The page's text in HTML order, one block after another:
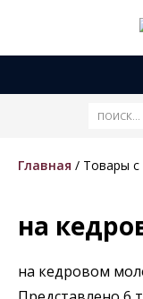
Главная / Товары с
на
на кедровом